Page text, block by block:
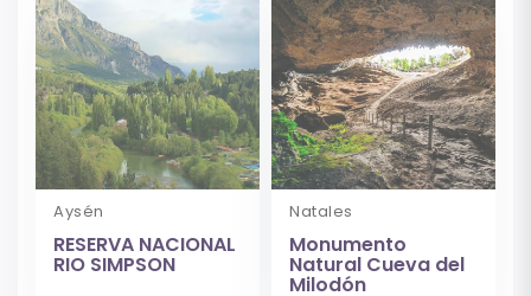
Aysén
RESERVA NACIONAL
RIO SIMPSON
Natales
Monumento
Natural Cueva del
Milodón